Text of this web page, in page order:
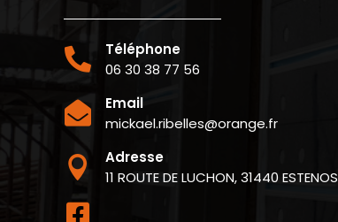

Téléphone
06 30 38 77 56

Email
mickael.ribelles@orange.fr

Adresse
11 ROUTE DE LUCHON, 31440 ESTENOS
